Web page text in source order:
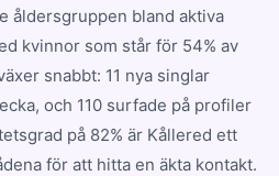
åldersgruppen bland aktiva
kvinnor som står för 54% av
snabbt: 11 nya singlar
och 110 surfade på profiler
på 82% är Kållered ett
för att hitta en äkta kontakt.